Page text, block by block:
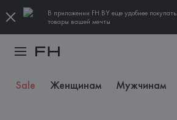
В приложении FH.BY еще удобнее покупать
товары вашей мечты
Sale Женщинам Мужчинам